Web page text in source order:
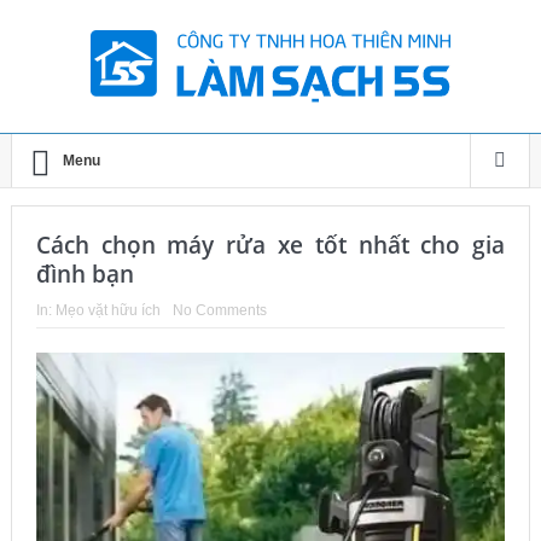
Menu
Cách chọn máy rửa xe tốt nhất cho gia
đình bạn
In: Mẹo vặt hữu ích No Comments